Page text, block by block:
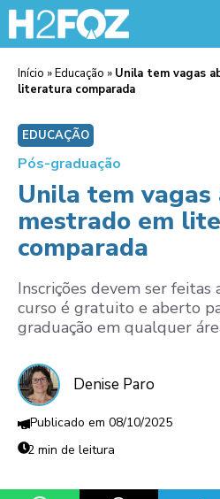
Início »Educação » Unila tem vagas
literatura comparada
EDUCAÇÃO
Pós-graduação
Unila tem
mestrado em
comparada
Inscrições devem ser
curso é gratuito e aberto
graduação em qualquer
Denise Paro
08/10/2025
2 min de leitura